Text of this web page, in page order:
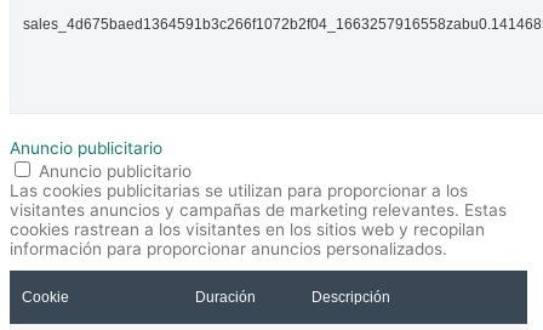
Anuncio publicitario
Anuncio publicitario
Las cookies publicitarias se utilizan para proporcionar a los
visitantes anuncios y campañas de marketing relevantes. Estas
cookies rastrean a los visitantes en los sitios web y recopilan
información para proporcionar anuncios personalizados.
Cookie Duración Descripción